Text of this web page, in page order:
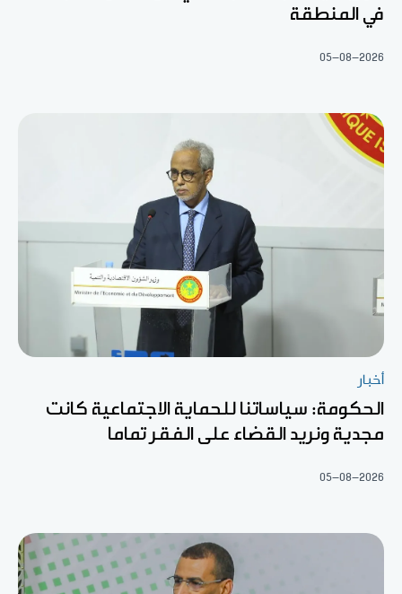
في المنطقة
05-08-2026
أخبار
الحكومة: سياساتنا للحماية الاجتماعية كانت
مجدية ونريد القضاء على الفقر تماما
05-08-2026